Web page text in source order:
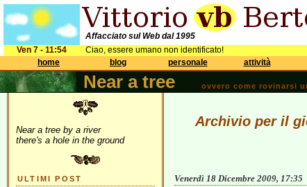
Affacciato sul Web dal 1995
Ven 7 - 11:54
Ciao, essere umano non identificato!
home
blog personale attività
Near a tree ovvero come rovinarsi
Near a tree by a river
there's a hole in the ground
ULTIMI POST
Archivio per il
Venerdì 18 Dicembre 2009, 17:35